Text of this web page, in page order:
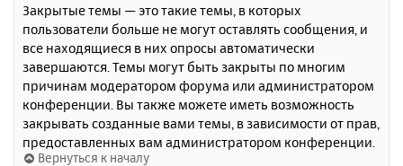
Закрытые темы — это такие темы, в которых
пользователи больше не могут оставлять сообщения, и
все находящиеся в них опросы автоматически
завершаются. Темы могут быть закрыты по многим
причинам модератором форума или администратором
конференции. Вы также можете иметь возможность
закрывать созданные вами темы, в зависимости от прав,
предоставленных вам администратором конференции.
Вернуться к началу